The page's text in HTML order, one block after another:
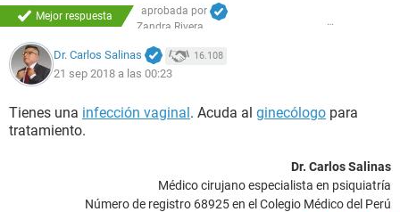
Mejor respuesta
aprobada por
Zandra Rivera
Dr. Carlos Salinas 16.108
21 sep 2018 a las 00:23
Tienes una infección vaginal. Acuda al ginecólogo para
tratamiento.
Dr. Carlos Salinas
Médico cirujano especialista en psiquiatría
Número de registro 68925 en el Colegio Médico del Perú